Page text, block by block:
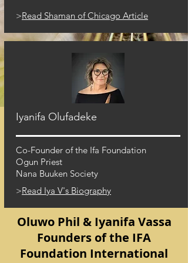
>Read Shaman of Chicago Article
Iyanifa Olufadeke
Co-Founder of the Ifa Foundation
Ogun Priest
Nana Buuken Society
>Read Iya V's Biography
Oluwo Phil & Iyanifa Vassa
Founders of the IFA
Foundation International